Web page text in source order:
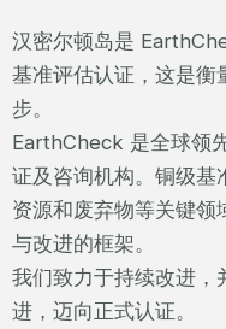
汉密尔顿岛是
基准评估认证，这是衡
步。
EarthCheck 是全球领
证及咨询机构。铜级基
资源和废弃物等关键领
与改进的框架。
我们致力于持续改进
进，迈向正式认证。